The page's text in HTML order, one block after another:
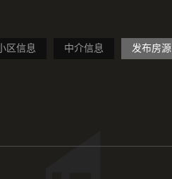
区信息 中介信息 发布房源